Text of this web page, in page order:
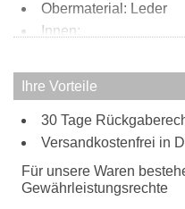
Obermaterial: Leder
Innen:
1
2 Steckfächer
Tragweise:
Henkel
Schulterriemen
Besonderheiten:
verstell- und
Ihre Vorteile
30 Tage
Versandkostenfrei in
Für unsere Waren
Gewährleistungsrechte